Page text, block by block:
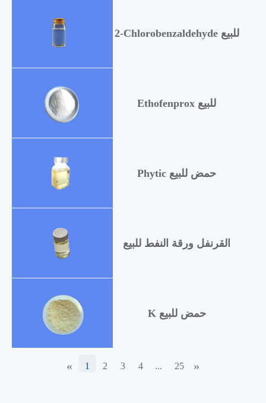
2-Chlorobenzaldehyde للبيع
Ethofenprox للبيع
Phytic حمض للبيع
القرنفل ورقة النفط للبيع
K حمض للبيع
« 1 2 3 4 ... 25 »